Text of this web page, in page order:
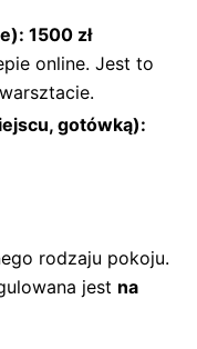
1500 zł
online. Jest to
gotówką):
rodzaju pokoju.
jest na